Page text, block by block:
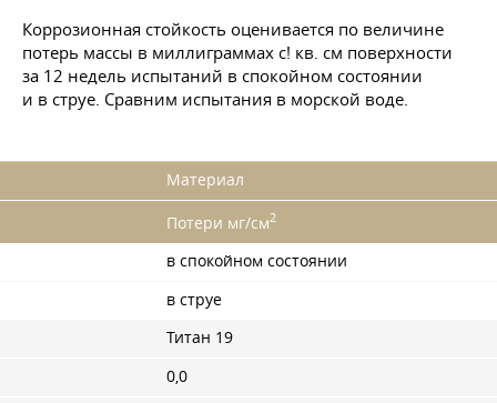
Коррозионная стойкость оценивается по величине
потерь массы в миллиграммах с! кв. см поверхности
за 12 недель испытаний в спокойном состоянии
и в струе. Сравним испытания в морской воде.
Материал
Потери мг/см2
в спокойном состоянии
в струе
Титан 19
0,0